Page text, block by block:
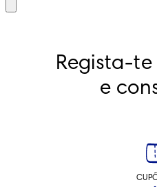
Regista-
e